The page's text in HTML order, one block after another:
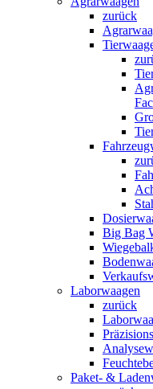
zurück
Big Bag
Laborwaagen
zurück
Paket- &